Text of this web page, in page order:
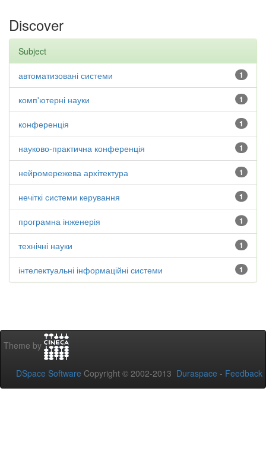
Discover
Subject
1
автоматизовані системи
1
комп'ютерні науки
1
конференція
1
науково-практична конференція
1
нейромережева архітектура
1
нечіткі системи керування
1
програмна інженерія
1
технічні науки
1
інтелектуальні інформаційні системи
Theme by
DSpace Software Copyright © 2002-2013 Duraspace - Feedback